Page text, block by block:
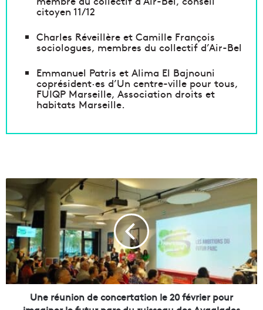
citoyen 11/12
Charles Réveillère et Camille François
sociologues, membres du collectif d’Air-Bel
Emmanuel Patris et Alima El Bajnouni
coprésident·es d’Un centre-ville pour tous,
FUIQP Marseille, Association droits et
habitats Marseille.
e
r
é
u
n
i
o
Une réunion de concertation le 20 février pour